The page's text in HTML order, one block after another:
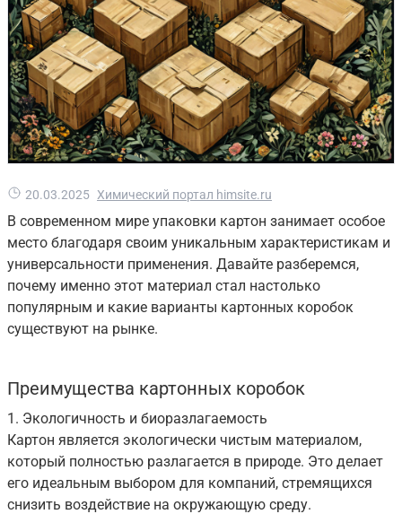
20.03.2025 Химический портал himsite.ru
В современном мире упаковки картон занимает особое
место благодаря своим уникальным характеристикам и
универсальности применения. Давайте разберемся,
почему именно этот материал стал настолько
популярным и какие варианты картонных коробок
существуют на рынке.
Преимущества картонных коробок
1. Экологичность и биоразлагаемость
Картон является экологически чистым материалом,
который полностью разлагается в природе. Это делает
его идеальным выбором для компаний, стремящихся
снизить воздействие на окружающую среду.